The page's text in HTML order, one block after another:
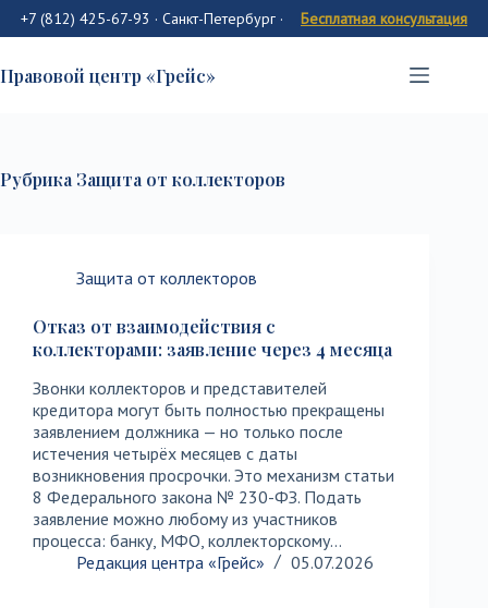
+7 (812) 425-67-93 · Санкт-Петербург · Бесплатная консультация
к
содержимому
Правовой центр «Грейс»
Рубрика Защита от коллекторов
Защита от коллекторов
Отказ от взаимодействия с
коллекторами: заявление через 4 месяца
Звонки коллекторов и представителей
кредитора могут быть полностью прекращены
заявлением должника — но только после
истечения четырёх месяцев с даты
возникновения просрочки. Это механизм статьи
8 Федерального закона № 230-ФЗ. Подать
заявление можно любому из участников
процесса: банку, МФО, коллекторскому…
Редакция центра «Грейс»
05.07.2026